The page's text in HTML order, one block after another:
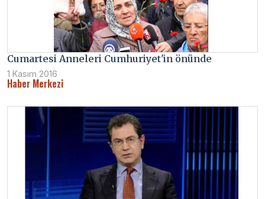
Cumartesi Anneleri Cumhuriyet'in önünde
1 Kasım 2016
Haber Merkezi